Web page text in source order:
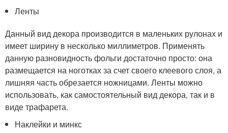
Ленты
Данный вид декора производится в маленьких рулонах и
имеет ширину в несколько миллиметров. Применять
данную разновидность фольги достаточно просто: она
размещается на ноготках за счет своего клеевого слоя, а
лишняя часть обрезается ножницами. Ленты можно
использовать, как самостоятельный вид декора, так и в
виде трафарета.
Наклейки и минкс